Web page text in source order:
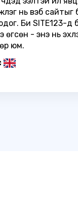
нь вэб сайтыг
Би SITE123-д
өгсөн - энэ нь
юм.